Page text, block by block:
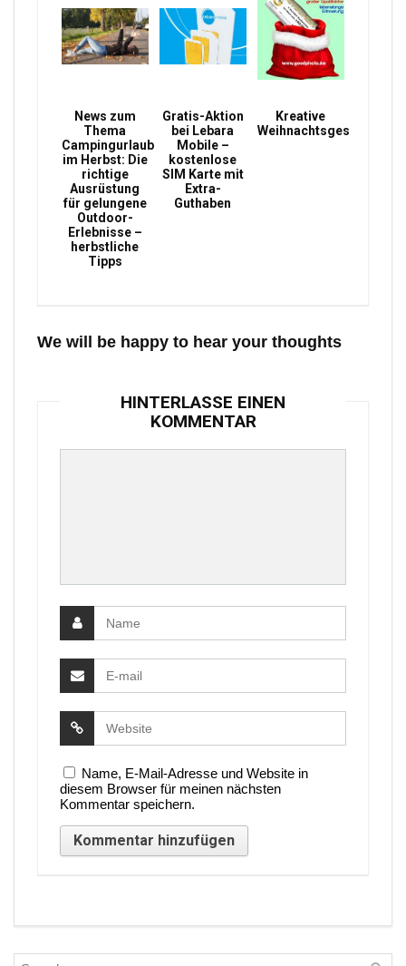
News zum
Thema
Campingurlaub
im Herbst: Die
richtige
Ausrüstung
für gelungene
Outdoor-
Erlebnisse –
herbstliche
Tipps
Gratis-Aktion
bei Lebara
Mobile –
kostenlose
SIM Karte mit
Extra-
Guthaben
Kreative
Weihnachtsgeschenke
We will be happy to hear your thoughts
HINTERLASSE EINEN
KOMMENTAR
Name, E-Mail-Adresse und Website in
diesem Browser für meinen nächsten
Kommentar speichern.